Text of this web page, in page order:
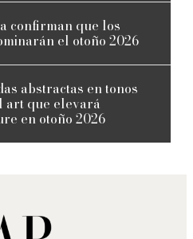
confirman que los
el otoño 2026
abstractas en tonos
art que elevará
en otoño 2026